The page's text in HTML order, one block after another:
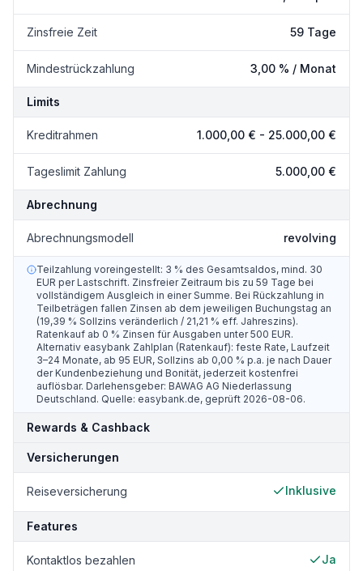
Zinsfreie Zeit 59 Tage
Mindestrückzahlung 3,00 % / Monat
Limits
Kreditrahmen 1.000,00 € - 25.000,00 €
Tageslimit Zahlung 5.000,00 €
Abrechnung
Abrechnungsmodell revolving
Teilzahlung voreingestellt: 3 % des Gesamtsaldos, mind. 30
EUR per Lastschrift. Zinsfreier Zeitraum bis zu 59 Tage bei
vollständigem Ausgleich in einer Summe. Bei Rückzahlung in
Teilbeträgen fallen Zinsen ab dem jeweiligen Buchungstag an
(19,39 % Sollzins veränderlich / 21,21 % eff. Jahreszins).
Ratenkauf ab 0 % Zinsen für Ausgaben unter 500 EUR.
Alternativ easybank Zahlplan (Ratenkauf): feste Rate, Laufzeit
3–24 Monate, ab 95 EUR, Sollzins ab 0,00 % p.a. je nach Dauer
der Kundenbeziehung und Bonität, jederzeit kostenfrei
auflösbar. Darlehensgeber: BAWAG AG Niederlassung
Deutschland. Quelle: easybank.de, geprüft 2026-08-06.
Rewards & Cashback
Versicherungen
Reiseversicherung Inklusive
Features
Kontaktlos bezahlen Ja